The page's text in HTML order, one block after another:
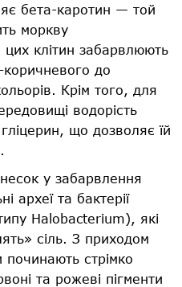
бета-каротин — той
моркву
клітин забарвлюють
коричневого до
Крім того, для
водорість
що дозволяє їй
у забарвлення
археї та бактерії
Halobacterium), які
сіль. З приходом
починають стрімко
та рожеві пігменти